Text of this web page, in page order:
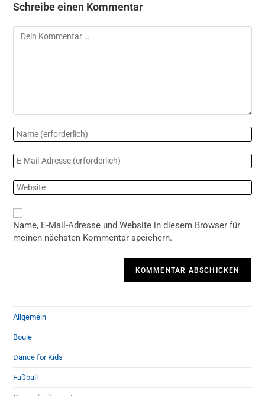
Schreibe einen Kommentar
Name, E-Mail-Adresse und Website in diesem Browser für
meinen nächsten Kommentar speichern.
Allgemein
Boule
Dance for Kids
Fußball